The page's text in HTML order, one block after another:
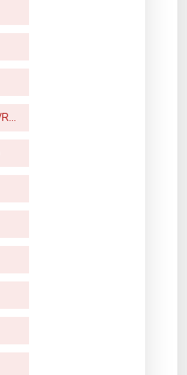
知网知网统计数据（WR）